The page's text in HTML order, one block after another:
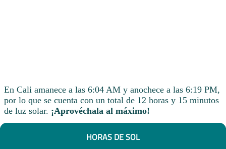
En Cali amanece a las 6:04 AM y anochece a las 6:19 PM,
por lo que se cuenta con un total de 12 horas y 15 minutos
de luz solar. ¡Aprovéchala al máximo!
HORAS DE SOL